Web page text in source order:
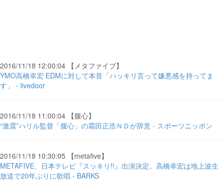
2016/11/18 12:00:04 【メタファイブ】
YMO高橋幸宏 EDMに対して本音「ハッキリ言って嫌悪感を持ってま
す」 - livedoor
2016/11/18 11:00:04 【腹心】
“激震”ハリル監督「腹心」の霜田正浩ＮＤが辞意 - スポーツニッポン
2016/11/18 10:30:05 【metafive】
METAFIVE、日本テレビ『スッキリ!!』出演決定。高橋幸宏は地上波生
放送で20年ぶりに歌唱 - BARKS